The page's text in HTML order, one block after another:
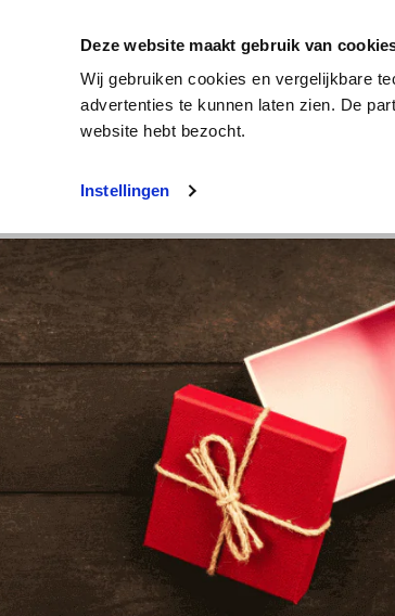
Deze website maakt gebruik van
Wij gebruiken cookies en vergelijkbare
advertenties te kunnen laten zien. De
website hebt bezocht.
Instellingen
Energie Verzekeringen Internet
Energie Autoverzekering